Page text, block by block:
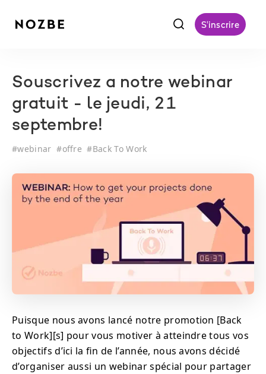
f S'inscrire
Souscrivez a notre webinar
gratuit - le jeudi, 21
septembre!
#webinar #offre #Back To Work
Puisque nous avons lancé notre promotion [Back
to Work][s] pour vous motiver à atteindre tous vos
objectifs d’ici la fin de l’année, nous avons décidé
d’organiser aussi un webinar spécial pour partager